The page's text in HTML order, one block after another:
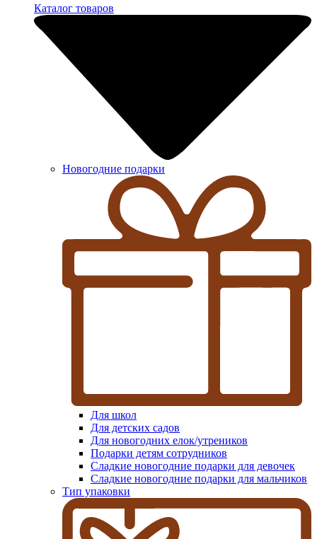
Каталог товаров
Новогодние подарки
Для школ
Для детских садов
Для новогодних елок/утреников
Подарки детям сотрудников
Сладкие новогодние подарки для девочек
Сладкие новогодние подарки для мальчиков
Тип упаковки